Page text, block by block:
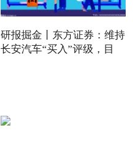
研报掘金丨东方证券：维持
长安汽车“买入”评级，目